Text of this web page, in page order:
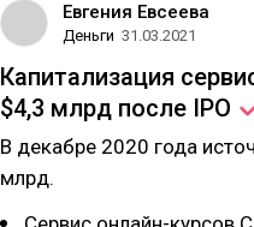
Евгения Евсеева
Деньги 31.03.2021
Капитализация
$4,3 млрд после IPO
В декабре 2020 года
млрд.